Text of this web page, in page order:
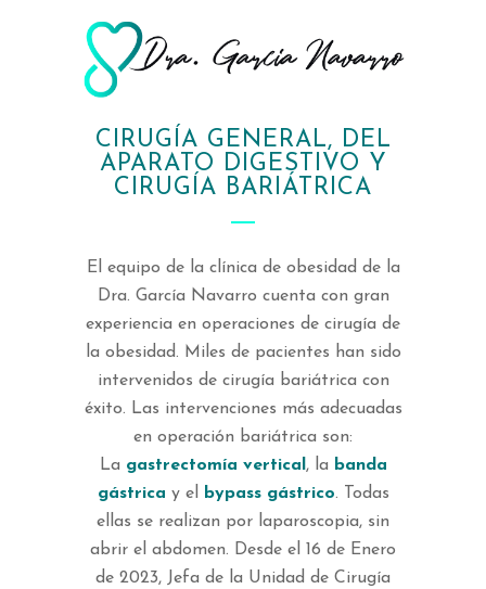
CIRUGÍA GENERAL, DEL
APARATO DIGESTIVO Y
CIRUGÍA BARIÁTRICA
El equipo de la clínica de obesidad de la
Dra. García Navarro cuenta con gran
experiencia en operaciones de cirugía de
la obesidad. Miles de pacientes han sido
intervenidos de cirugía bariátrica con
éxito. Las intervenciones más adecuadas
en operación bariátrica son:
La gastrectomía vertical, la banda
gástrica y el bypass gástrico. Todas
ellas se realizan por laparoscopia, sin
abrir el abdomen. Desde el 16 de Enero
de 2023, Jefa de la Unidad de Cirugía